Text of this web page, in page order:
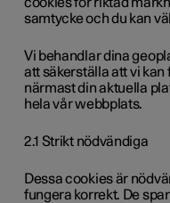
samtycke och du kan
Vi behandlar dina
att säkerställa att vi
närmast din aktuella
hela vår webbplats.
2.1 Strikt nödvändiga
Dessa cookies är
fungera korrekt. De